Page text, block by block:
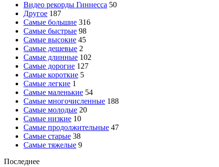
Видео рекорды Гиннесса 50
Другое 187
Самые большие 316
Самые быстрые 98
Самые высокие 45
Самые дешевые 2
Самые длинные 102
Самые дорогие 127
Самые короткие 5
Самые легкие 1
Самые маленькие 54
Самые многочисленные 188
Самые молодые 20
Самые низкие 10
Самые продолжительные 47
Самые старые 38
Самые тяжелые 9
Последнее